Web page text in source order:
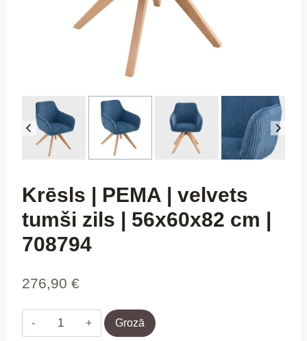
Krēsls | PEMA | velvets
tumši zils | 56x60x82 cm |
708794
276,90 €
Krēsls
|
Grozā